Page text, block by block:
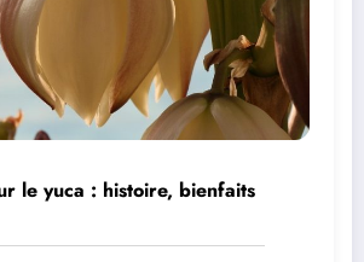
le yuca : histoire, bienfaits